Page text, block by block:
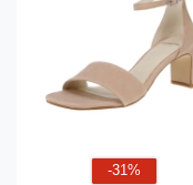
-31%